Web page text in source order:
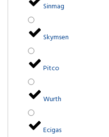
Sinmag
Skymsen
Pitco
Wurth
Ecigas